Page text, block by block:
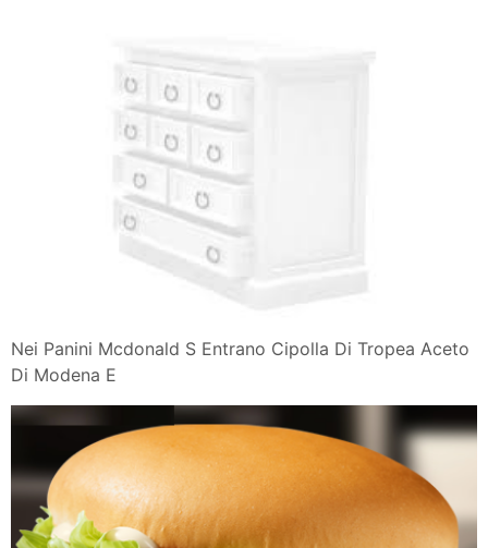
Nei Panini Mcdonald S Entrano Cipolla Di Tropea Aceto
Di Modena E